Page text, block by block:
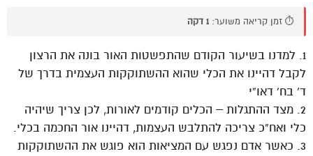
⏱️ זמן קריאה משוער: 1 דקה
1. למדנו בשיעור הקודם שהתפשטות האור בונה את הרצון
לקבל דהיינו את הכלי שהוא ההשתוקקות העצמית בדרך של
ד’ בח’ דאו”י
2. מצד ההתגלות – הכלים קודמים לאורות, לכן צריך שיהיה
כלי ואח”כ צריכה להתלבש העצמות, דהיינו אור החכמה בכלי.
3. כאשר אדם נפגש עם המציאות הוא פוגש את ההשתוקקות